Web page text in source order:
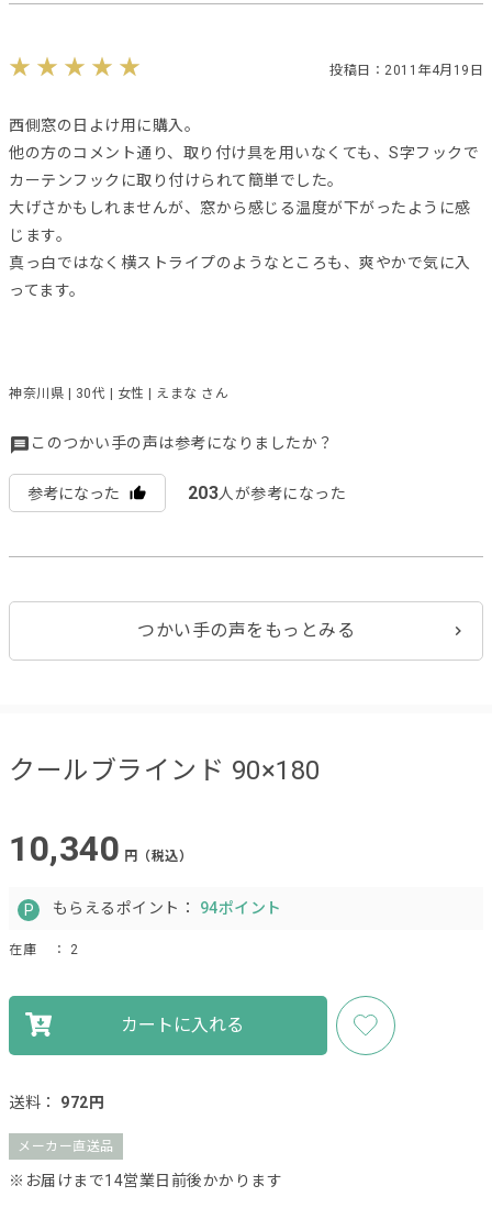
投稿日：2011年4月19日
西側窓の日よけ用に購入。
他の方のコメント通り、取り付け具を用いなくても、S字フックで
カーテンフックに取り付けられて簡単でした。
大げさかもしれませんが、窓から感じる温度が下がったように感
じます。
真っ白ではなく横ストライプのようなところも、爽やかで気に入
ってます。
神奈川県 | 30代 | 女性 | えまな さん
このつかい手の声は参考になりましたか？
参考になった 203人が参考になった
つかい手の声をもっとみる
クールブラインド 90×180
10,340 円（税込）
もらえるポイント： 94ポイント
在庫 ： 2
カートに入れる
送料： 972円
メーカー直送品
※お届けまで14営業日前後かかります